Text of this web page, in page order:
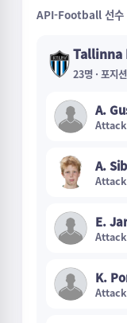
API-Football 선수
Tallinna
23명 · 포지
A.
A.
E.
K.